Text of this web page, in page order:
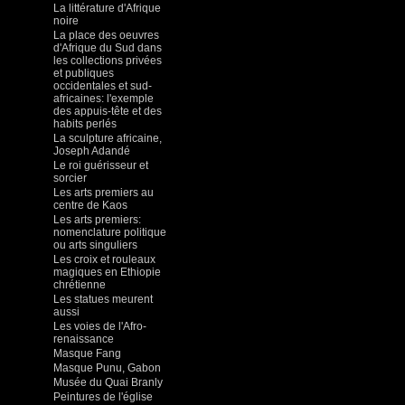
La littérature d'Afrique
noire
La place des oeuvres
d'Afrique du Sud dans
les collections privées
et publiques
occidentales et sud-
africaines: l'exemple
des appuis-tête et des
habits perlés
La sculpture africaine,
Joseph Adandé
Le roi guérisseur et
sorcier
Les arts premiers au
centre de Kaos
Les arts premiers:
nomenclature politique
ou arts singuliers
Les croix et rouleaux
magiques en Ethiopie
chrétienne
Les statues meurent
aussi
Les voies de l'Afro-
renaissance
Masque Fang
Masque Punu, Gabon
Musée du Quai Branly
Peintures de l'église